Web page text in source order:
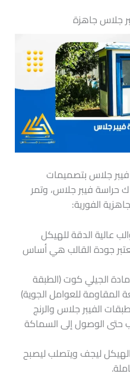
جلاس جاهزة
جلاس بتصميمات
فيبر جلاس، وتمر
الفورية:
عالية الدقة للهيكل
جودة القالب هي أساس
الجيلي كوت (الطبقة
المقاومة للعوامل الجوية)
الفيبر جلاس والرنج
حتى الوصول إلى السماكة
ليجف ويتصلب ليصبح